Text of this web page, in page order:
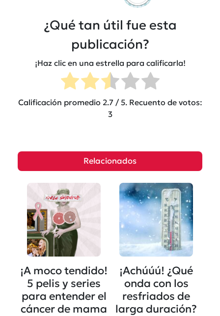
¿Qué tan útil fue esta
publicación?
¡Haz clic en una estrella para calificarla!
Calificación promedio 2.7/ 5. Recuento de votos:
3
Relacionados
¡A moco tendido!
5 pelis y series
para entender el
cáncer de mama
¡Achúúú! ¿Qué
onda con los
resfriados de
larga duración?